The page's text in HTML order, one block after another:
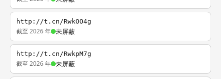
http://t.cn/RwkOO4g
截至 2026 年 未屏蔽
http://t.cn/RwkpM7g
截至 2026 年 未屏蔽